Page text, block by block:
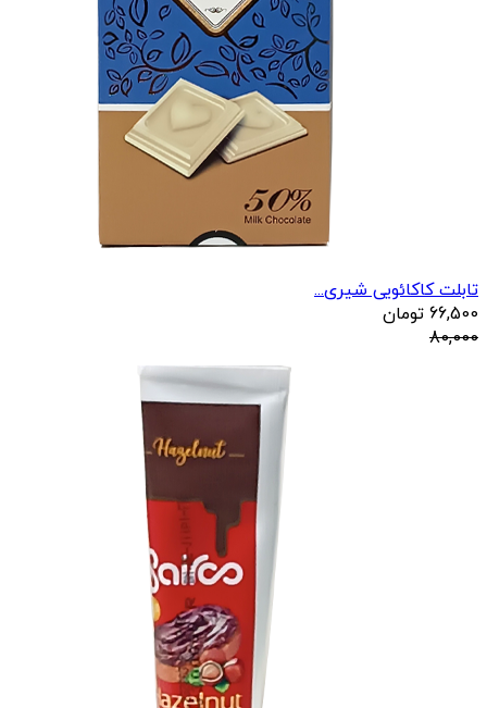
تابلت کاکائویی شیری...
66,500 تومان
80,000